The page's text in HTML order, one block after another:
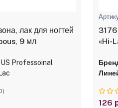
лак для ногтей
9 мл
Professoinal
3176
«Hi-
126